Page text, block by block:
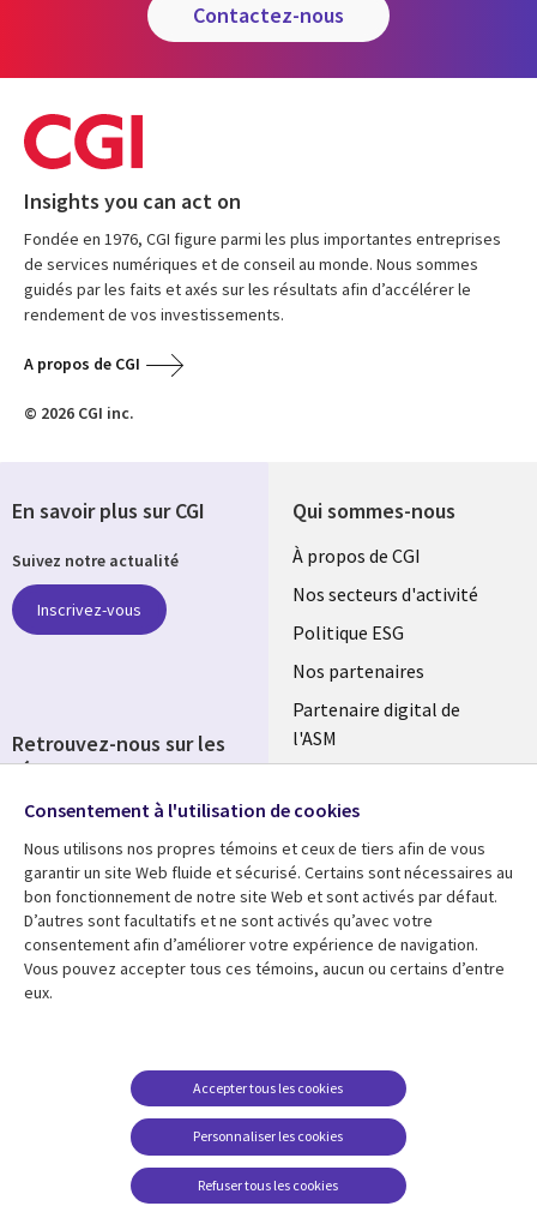
contactez-nous
Insights you can act on
Fondée en 1976, CGI figure parmi les plus importantes entreprises
de services numériques et de conseil au monde. Nous sommes
guidés par les faits et axés sur les résultats afin d’accélérer le
rendement de vos investissements.
A propos de CGI
© 2026 CGI inc.
Qui sommes-nous
Useful
links
FRANCE
À propos de CGI
Nos secteurs d'activité
Politique ESG
Nos partenaires
Partenaire digital de
l'ASM
Fusions
Ressources
Library
Links
Articles
Blog
Support
Legal
Accessibilité
conditions juridiques
FAQ Carrières
Centre de gestion des
témoins
En savoir plus sur CGI
Suivez notre actualité
Inscrivez-vous
Retrouvez-nous sur les
réseaux
Social
Media
FRANCE
Consentement à l'utilisation de cookies
Nous utilisons nos propres témoins et ceux de tiers afin de vous
garantir un site Web fluide et sécurisé. Certains sont nécessaires au
bon fonctionnement de notre site Web et sont activés par défaut.
D’autres sont facultatifs et ne sont activés qu’avec votre
consentement afin d’améliorer votre expérience de navigation.
Vous pouvez accepter tous ces témoins, aucun ou certains d’entre
eux.
Personnaliser les cookies
Accepter tous les cookies
Refuser tous les cookies